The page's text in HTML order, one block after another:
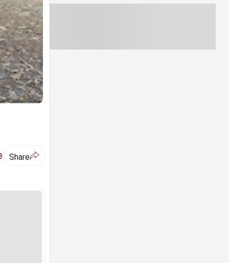
Share